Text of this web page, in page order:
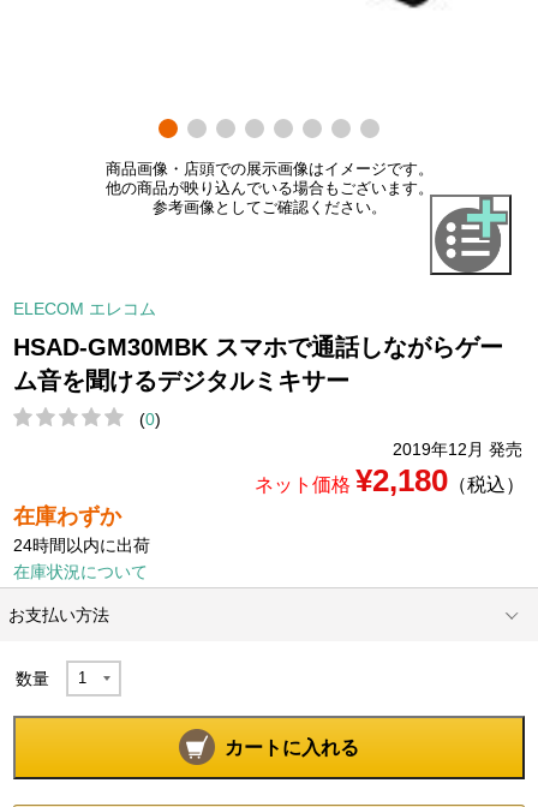
商品画像・店頭での展示画像はイメージです。
他の商品が映り込んでいる場合もございます。
参考画像としてご確認ください。
ELECOM エレコム
HSAD-GM30MBK スマホで通話しながらゲー
ム音を聞けるデジタルミキサー
(0)
2019年12月 発売
ネット価格 ¥2,180（税込）
在庫わずか
24時間以内に出荷
在庫状況について
お支払い方法
数量
カートに入れる